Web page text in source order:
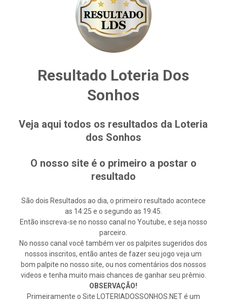
Resultado Loteria Dos
Sonhos
Veja aqui todos os resultados da Loteria
dos Sonhos
O nosso site é o primeiro a postar o
resultado
São dois Resultados ao dia, o primeiro resultado acontece
as 14:25 e o segundo as 19:45.
Então inscreva-se no nosso canal no Youtube, e seja nosso
parceiro.
No nosso canal você também ver os palpites sugeridos dos
nossos inscritos, então antes de fazer seu jogo veja um
bom palpite no nosso site, ou nos comentários dos nossos
videos e tenha muito mais chances de ganhar seu prêmio.
OBSERVAÇÃO!
Primeiramente o Site LOTERIADOSSONHOS.NET é um